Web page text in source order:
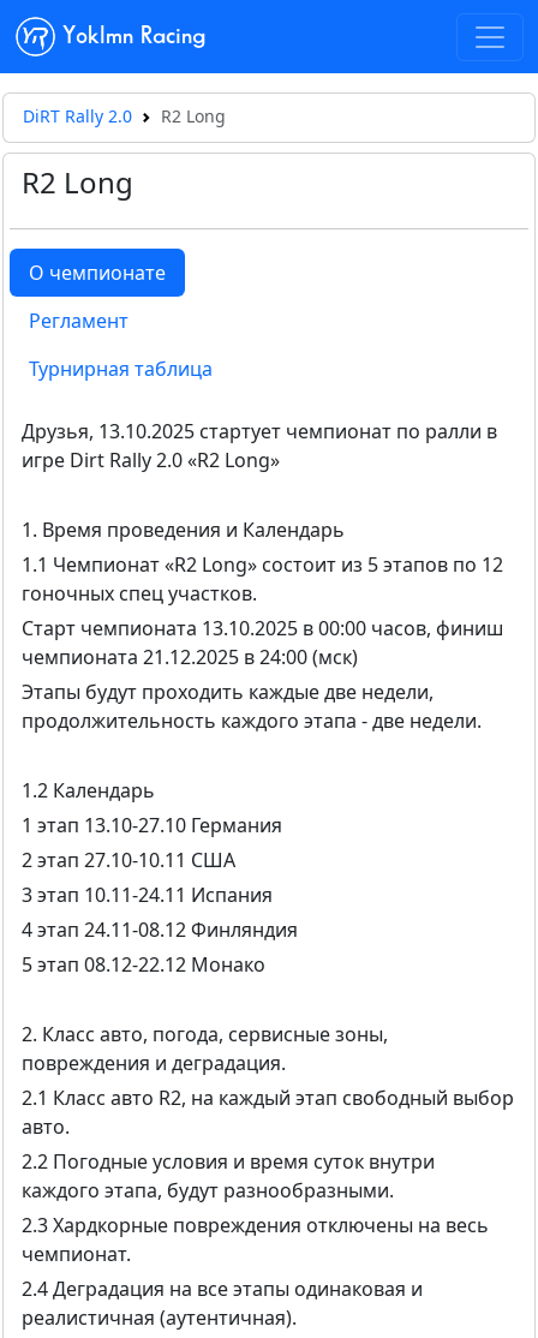
Yoklmn Racing
DiRT Rally 2.0 R2 Long
R2 Long
О чемпионате
Регламент
Турнирная таблица
Друзья, 13.10.2025 стартует чемпионат по ралли в
игре Dirt Rally 2.0 «R2 Long»
1. Время проведения и Календарь
1.1 Чемпионат «R2 Long» состоит из 5 этапов по 12
гоночных спец участков.
Старт чемпионата 13.10.2025 в 00:00 часов, финиш
чемпионата 21.12.2025 в 24:00 (мск)
Этапы будут проходить каждые две недели,
продолжительность каждого этапа - две недели.
1.2 Календарь
1 этап 13.10-27.10 Германия
2 этап 27.10-10.11 США
3 этап 10.11-24.11 Испания
4 этап 24.11-08.12 Финляндия
5 этап 08.12-22.12 Монако
2. Класс авто, погода, сервисные зоны,
повреждения и деградация.
2.1 Класс авто R2, на каждый этап свободный выбор
авто.
2.2 Погодные условия и время суток внутри
каждого этапа, будут разнообразными.
2.3 Хардкорные повреждения отключены на весь
чемпионат.
2.4 Деградация на все этапы одинаковая и
реалистичная (аутентичная).